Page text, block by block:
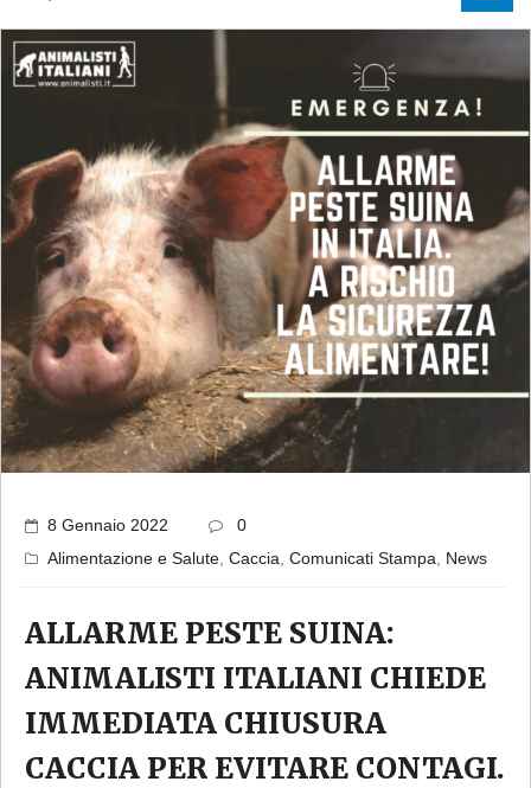
8 Gennaio 2022
0
Alimentazione e Salute Caccia Comunicati Stampa News
ALLARME PESTE SUINA:
ANIMALISTI ITALIANI CHIEDE
IMMEDIATA CHIUSURA
CACCIA PER EVITARE CONTAGI.